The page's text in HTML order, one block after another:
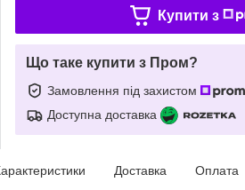
Купити з
Що таке купити з Пром?
Замовлення під захистом
Доступна доставка
Доставка Оплата